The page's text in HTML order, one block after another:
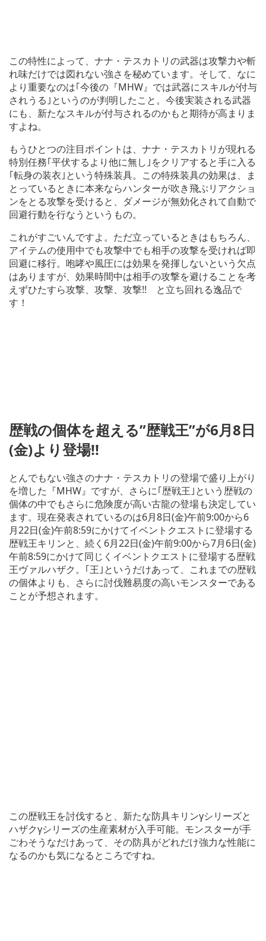
この特性によって、ナナ・テスカトリの武器は攻撃力や斬
れ味だけでは図れない強さを秘めています。そして、なに
より重要なのは｢今後の『MHW』では武器にスキルが付与
されうる｣というのが判明したこと。今後実装される武器
にも、新たなスキルが付与されるのかもと期待が高まりま
すよね。
もうひとつの注目ポイントは、ナナ・テスカトリが現れる
特別任務｢平伏するより他に無し｣をクリアすると手に入る
｢転身の装衣｣という特殊装具。この特殊装具の効果は、ま
とっているときに本来ならハンターが吹き飛ぶリアクショ
ンをとる攻撃を受けると、ダメージが無効化されて自動で
回避行動を行なうというもの。
これがすごいんですよ。ただ立っているときはもちろん、
アイテムの使用中でも攻撃中でも相手の攻撃を受ければ即
回避に移行。咆哮や風圧には効果を発揮しないという欠点
はありますが、効果時間中は相手の攻撃を避けることを考
えずひたすら攻撃、攻撃、攻撃!! と立ち回れる逸品で
す！
歴戦の個体を超える”歴戦王”が6月8日
(金)より登場!!
とんでもない強さのナナ・テスカトリの登場で盛り上がり
を増した『MHW』ですが、さらに｢歴戦王｣という歴戦の
個体の中でもさらに危険度が高い古龍の登場も決定してい
ます。現在発表されているのは6月8日(金)午前9:00から6
月22日(金)午前8:59にかけてイベントクエストに登場する
歴戦王キリンと、続く6月22日(金)午前9:00から7月6日(金)
午前8:59にかけて同じくイベントクエストに登場する歴戦
王ヴァルハザク。｢王｣というだけあって、これまでの歴戦
の個体よりも、さらに討伐難易度の高いモンスターである
ことが予想されます。
この歴戦王を討伐すると、新たな防具キリンγシリーズと
ハザクγシリーズの生産素材が入手可能。モンスターが手
ごわそうなだけあって、その防具がどれだけ強力な性能に
なるのかも気になるところですね。